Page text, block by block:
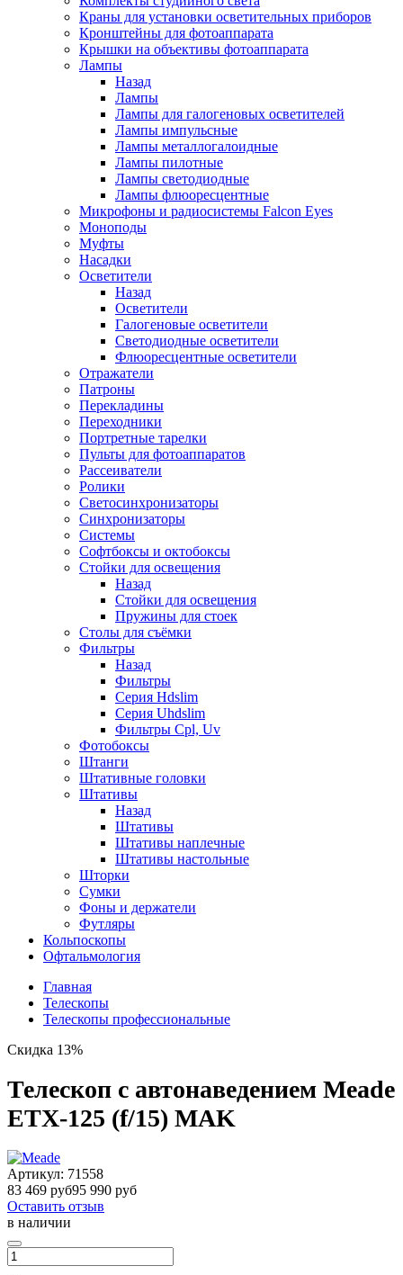
Краны для установки осветительных приборов
Кронштейны для фотоаппарата
Крышки на объективы фотоаппарата
Лампы
Назад
Лампы
Лампы для галогеновых осветителей
Лампы импульсные
Лампы металлогалоидные
Лампы пилотные
Лампы светодиодные
Лампы флюоресцентные
Микрофоны и радиосистемы Falcon Eyes
Моноподы
Муфты
Насадки
Осветители
Назад
Осветители
Галогеновые осветители
Светодиодные осветители
Флюоресцентные осветители
Отражатели
Патроны
Перекладины
Переходники
Портретные тарелки
Пульты для фотоаппаратов
Рассеиватели
Ролики
Светосинхронизаторы
Синхронизаторы
Системы
Софтбоксы и октобоксы
Стойки для освещения
Назад
Стойки для освещения
Пружины для стоек
Столы для съёмки
Фильтры
Назад
Фильтры
Серия Hdslim
Серия Uhdslim
Фильтры Cpl, Uv
Фотобоксы
Штанги
Штативные головки
Штативы
Назад
Штативы
Штативы наплечные
Штативы настольные
Шторки
Сумки
Фоны и держатели
Футляры
Кольпоскопы
Офтальмология
Главная
Телескопы
Телескопы профессиональные
Скидка 13%
Телескоп с автонаведением Meade
ETX-125 (f/15) MAK
Артикул: 71558
83 469 руб95 990 руб
Оставить отзыв
в наличии